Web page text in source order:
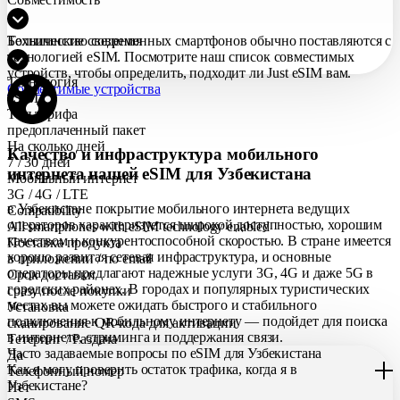
Большинство современных смартфонов обычно поставляются с
технологией eSIM. Посмотрите наш список совместимых
устройств, чтобы определить, подходит ли Just eSIM вам.
Совместимые устройства
Технические сведения
Технология
eSIM
Тип тарифа
предоплаченный пакет
На сколько дней
7 / 30 дней
Мобильный интернет
3G / 4G / LTE
Compatibility
All smartphones with eSIM technology enabled
Поставка продукта
в приложении / по еmail
Срок доставки
сразу после покупки
Установка
сканирование QR-кода для активации
Тетеринг / Раздача
Да
Телефонный номер
Нет
Качество и инфраструктура мобильного
интернета нашей eSIM для Узбекистана
в Узбекистане покрытие мобильного интернета ведущих
операторов характеризуется широкой доступностью, хорошим
качеством и конкурентоспособной скоростью. В стране имеется
хорошо развитая сетевая инфраструктура, и основные
операторы предлагают надежные услуги 3G, 4G и даже 5G в
городских районах. В городах и популярных туристических
местах вы можете ожидать быстрого и стабильного
подключения к мобильному интернету — подойдет для поиска
в интернете, стриминга и поддержания связи.
Часто задаваемые вопросы по eSIM для Узбекистана
Как я могу проверить остаток трафика, когда я в
Узбекистане?